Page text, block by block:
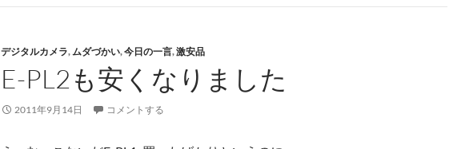
デジタルカメラ,ムダづかい,今日の一言,激安品
E-PL2も安くなりました
2011年9月14日 コメントする